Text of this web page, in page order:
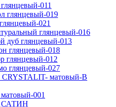
011
глянцевый-019
021
глянцевый-016
дуб глянцевый-013
глянцевый-018
глянцевый-012
глянцевый-027
CRYSTALIT- матовый-В
001
САТИН